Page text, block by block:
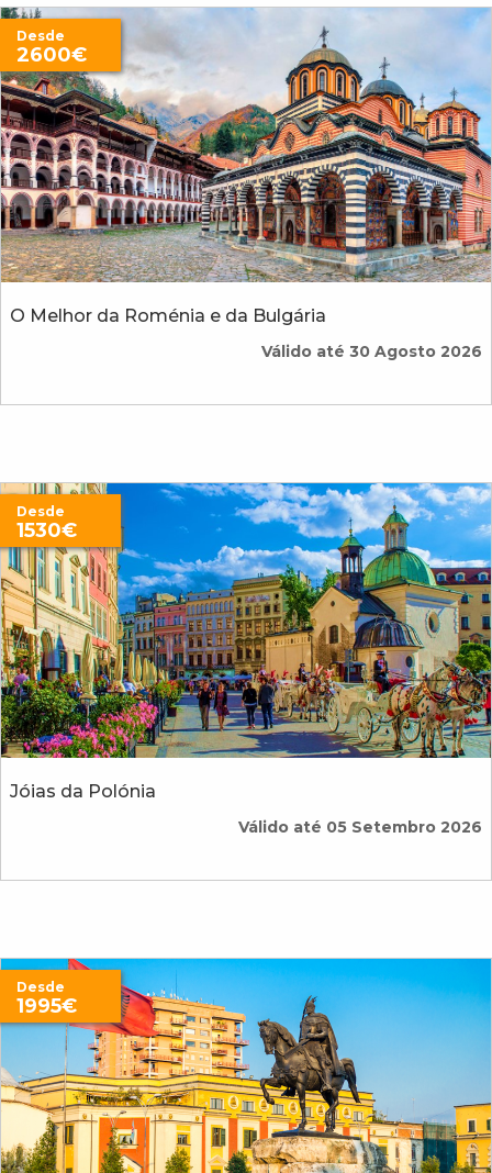
O Melhor da Roménia e da Bulgária
Desde
2600€
Válido até 30 Agosto 2026
Jóias da Polónia
Desde
1530€
Válido até 05 Setembro 2026
Desde
1995€